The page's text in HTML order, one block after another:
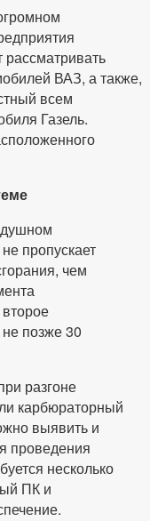
рассматривать
ВАЗ, а также,
всем
Газель.
пропускает
чем
позже 30
разгоне
карбюраторный
выявить и
проведения
несколько
ПК и